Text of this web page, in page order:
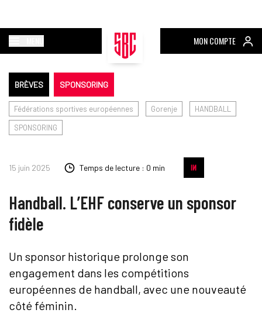
MON COMPTE
BRÈVES SPONSORING
Fédérations sportives européennes Gorenje
HANDBALL
SPONSORING
15 juin 2025 Temps de lecture : 0 min
Handball. L’EHF conserve un sponsor
fidèle
Un sponsor historique prolonge son
engagement dans les compétitions
européennes de handball, avec une nouveauté
côté féminin.